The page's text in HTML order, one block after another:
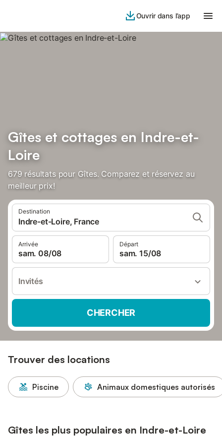
Ouvrir dans l’app
Gîtes et cottages en Indre-et-
Loire
679 résultats pour Gîtes. Comparez et réservez au
meilleur prix!
Destination
Indre-et-Loire, France
Arrivée
sam. 08/08
Départ
sam. 15/08
Invités
CHERCHER
Trouver des locations
Piscine Animaux domestiques autorisés
Gîtes les plus populaires en Indre-et-Loire